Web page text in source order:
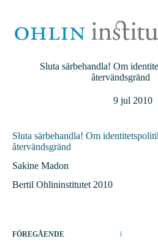
innehåll
Sluta särbehandla! Om
återvändsgränd
9 jul 2010
Sluta särbehandla! Om
återvändsgränd
Sakine Madon
Bertil Ohlininstitutet 2010
FÖREGÅENDE